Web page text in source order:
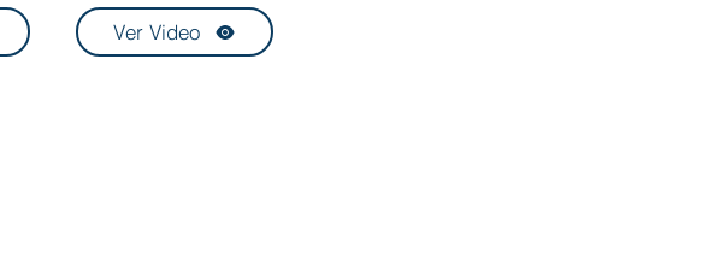
Ver Video